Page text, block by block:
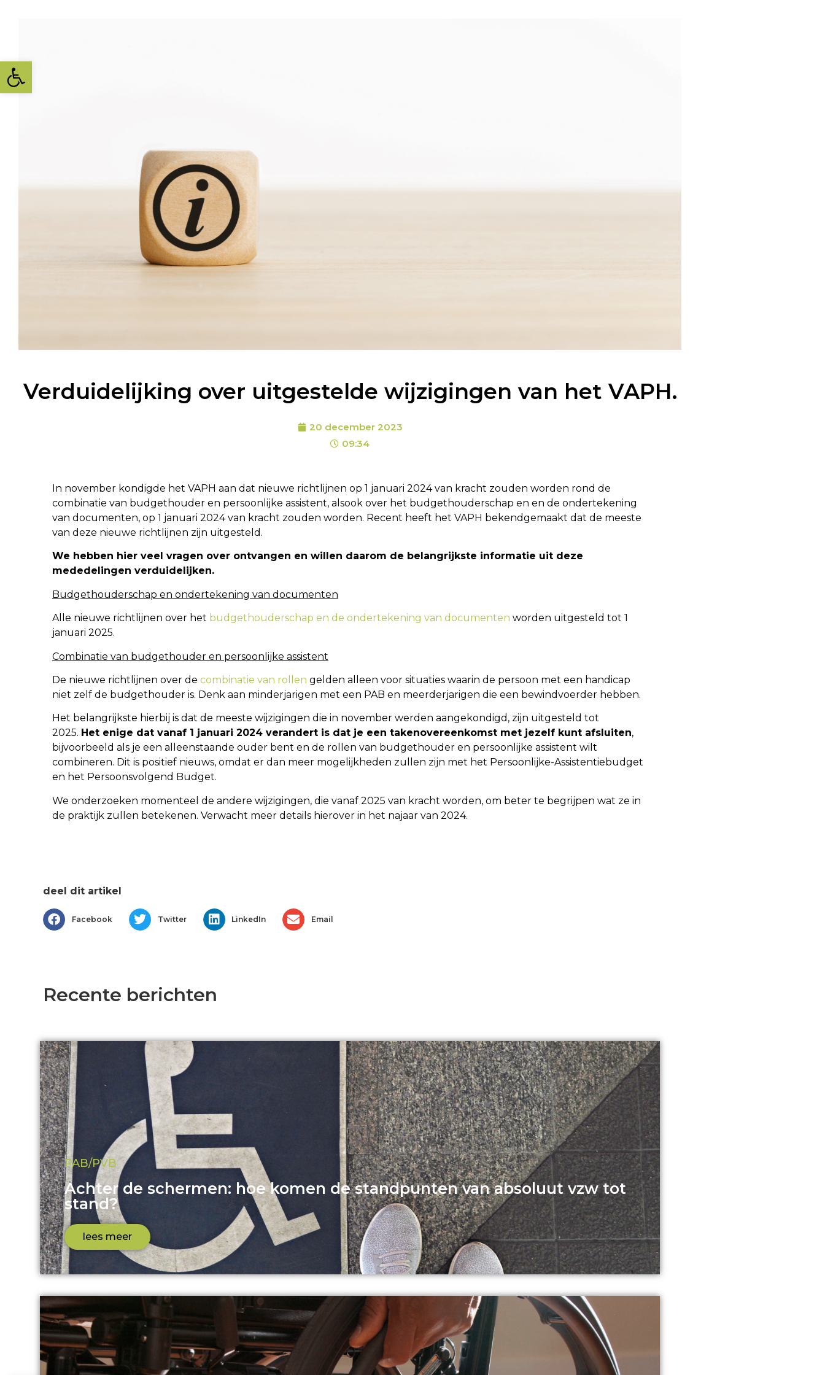
Toolbar openen
Verduidelijking over uitgestelde wijzigingen van het VAPH.
20 december 2023
09:34
In november kondigde het VAPH aan dat nieuwe richtlijnen op 1 januari 2024 van kracht zouden worden rond de
combinatie van budgethouder en persoonlijke assistent, alsook over het budgethouderschap en en de ondertekening
van documenten, op 1 januari 2024 van kracht zouden worden. Recent heeft het VAPH bekendgemaakt dat de meeste
van deze nieuwe richtlijnen zijn uitgesteld.
We hebben hier veel vragen over ontvangen en willen daarom de belangrijkste informatie uit deze
mededelingen verduidelijken.
Budgethouderschap en ondertekening van documenten
Alle nieuwe richtlijnen over het budgethouderschap en de ondertekening van documenten worden uitgesteld tot 1
januari 2025.
Combinatie van budgethouder en persoonlijke assistent
De nieuwe richtlijnen over de combinatie van rollen gelden alleen voor situaties waarin de persoon met een handicap
niet zelf de budgethouder is. Denk aan minderjarigen met een PAB en meerderjarigen die een bewindvoerder hebben.
Het belangrijkste hierbij is dat de meeste wijzigingen die in november werden aangekondigd, zijn uitgesteld tot
2025. Het enige dat vanaf 1 januari 2024 verandert is dat je een takenovereenkomst met jezelf kunt afsluiten,
bijvoorbeeld als je een alleenstaande ouder bent en de rollen van budgethouder en persoonlijke assistent wilt
combineren. Dit is positief nieuws, omdat er dan meer mogelijkheden zullen zijn met het Persoonlijke-Assistentiebudget
en het Persoonsvolgend Budget.
We onderzoeken momenteel de andere wijzigingen, die vanaf 2025 van kracht worden, om beter te begrijpen wat ze in
de praktijk zullen betekenen. Verwacht meer details hierover in het najaar van 2024.
deel dit artikel
Facebook Twitter LinkedIn Email
Recente berichten
PAB/PVB
Achter de schermen: hoe komen de standpunten van absoluut vzw tot
stand?
lees meer